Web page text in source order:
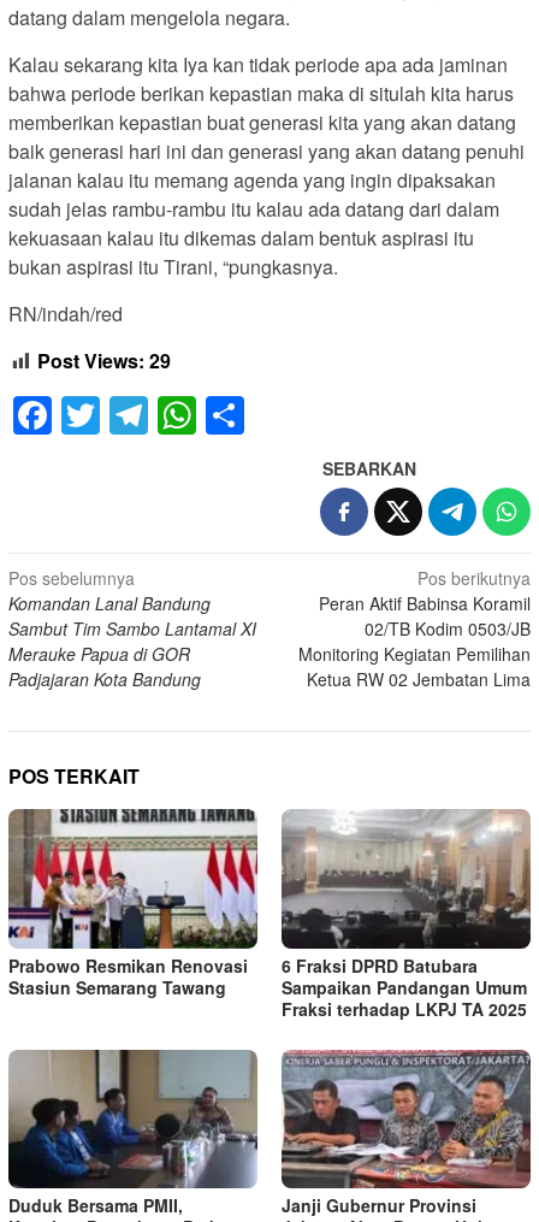
datang dalam mengelola negara.
Kalau sekarang kita Iya kan tidak periode apa ada jaminan
bahwa periode berikan kepastian maka di situlah kita harus
memberikan kepastian buat generasi kita yang akan datang
baik generasi hari ini dan generasi yang akan datang penuhi
jalanan kalau itu memang agenda yang ingin dipaksakan
sudah jelas rambu-rambu itu kalau ada datang dari dalam
kekuasaan kalau itu dikemas dalam bentuk aspirasi itu
bukan aspirasi itu Tirani, “pungkasnya.
RN/indah/red
Post Views: 29
Facebook
Twitter
Telegram
WhatsApp
SEBARKAN
Navigasi
pos
Pos sebelumnya
Komandan Lanal Bandung
Sambut Tim Sambo Lantamal XI
Merauke Papua di GOR
Padjajaran Kota Bandung
Pos berikutnya
Peran Aktif Babinsa Koramil
02/TB Kodim 0503/JB
Monitoring Kegiatan Pemilihan
Ketua RW 02 Jembatan Lima
POS TERKAIT
Prabowo Resmikan Renovasi
Stasiun Semarang Tawang
6 Fraksi DPRD Batubara
Sampaikan Pandangan Umum
Fraksi terhadap LKPJ TA 2025
Duduk Bersama PMII,
Janji Gubernur Provinsi